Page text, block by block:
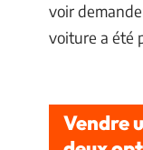
voir
voiture a été
Vendre